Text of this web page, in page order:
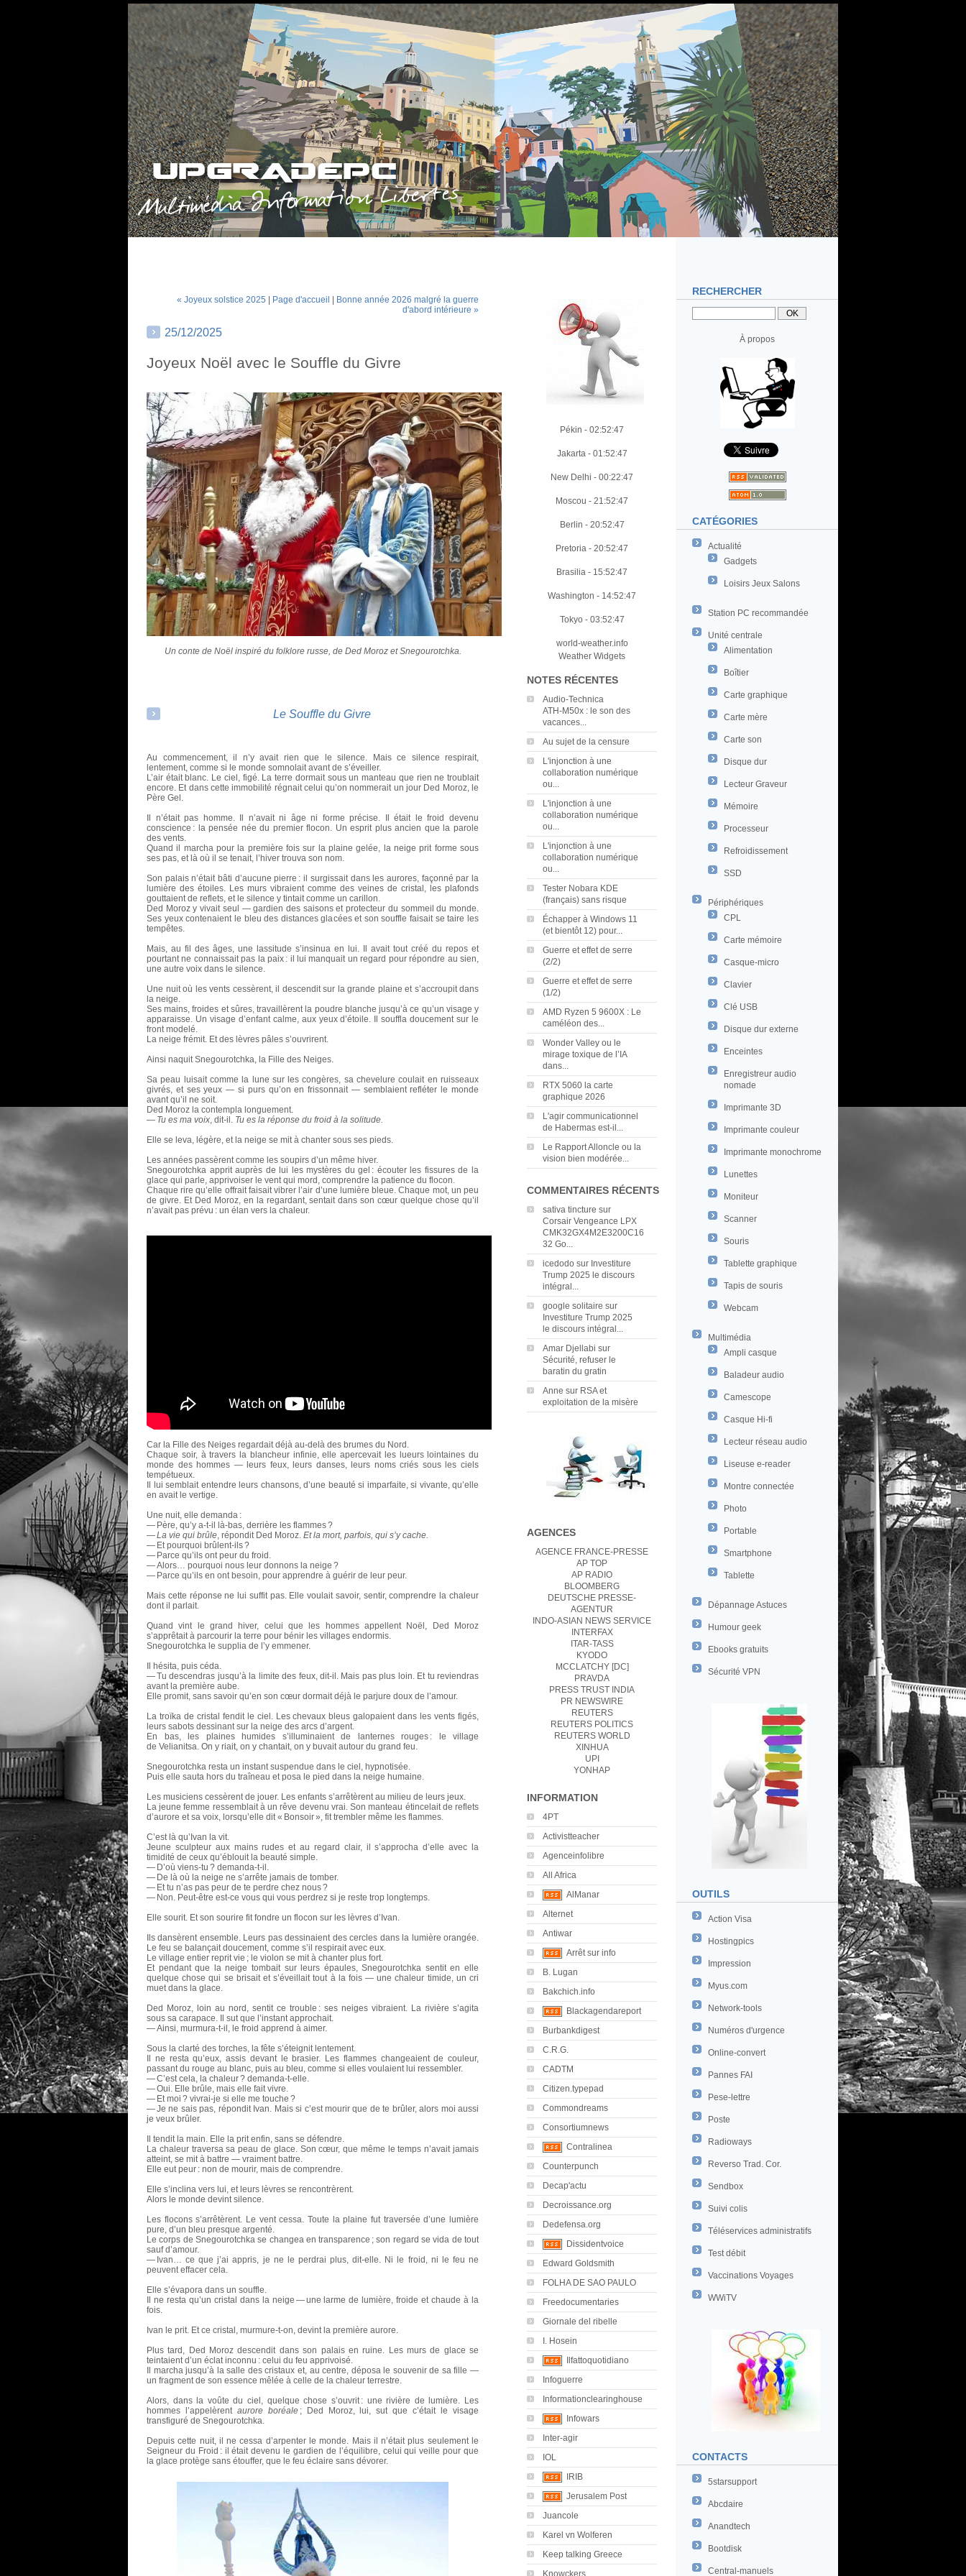
RECHERCHER
À propos
CATÉGORIES
Actualité
Gadgets
Loisirs Jeux Salons
Station PC recommandée
Unité centrale
Alimentation
Boîtier
Carte graphique
Carte mère
Carte son
Disque dur
Lecteur Graveur
Mémoire
Processeur
Refroidissement
SSD
Périphériques
CPL
Carte mémoire
Casque-micro
Clavier
Clé USB
Disque dur externe
Enceintes
Enregistreur audio
nomade
Imprimante 3D
Imprimante couleur
Imprimante monochrome
Lunettes
Moniteur
Scanner
Souris
Tablette graphique
Tapis de souris
Webcam
Multimédia
Ampli casque
Baladeur audio
Camescope
Casque Hi-fi
Lecteur réseau audio
Liseuse e-reader
Montre connectée
Photo
Portable
Smartphone
Tablette
Dépannage Astuces
Humour geek
Ebooks gratuits
Sécurité VPN
OUTILS
Action Visa
Hostingpics
Impression
Myus.com
Network-tools
Numéros d'urgence
Online-convert
Pannes FAI
Pese-lettre
Poste
Radioways
Reverso Trad. Cor.
Sendbox
Suivi colis
Téléservices administratifs
Test débit
Vaccinations Voyages
WWiTV
CONTACTS
5starsupport
Abcdaire
Anandtech
Bootdisk
Central-manuels
Pékin - 02:52:48
Jakarta- 01:52:48
New Delhi - 00:22:48
Moscou - 21:52:48
Berlin - 20:52:48
Pretoria - 20:52:48
Brasilia - 15:52:48
Washington - 14:52:48
Tokyo - 03:52:48
world-weather.info
Weather Widgets
NOTES RÉCENTES
Audio‑Technica
ATH‑M50x : le son des
vacances...
Au sujet de la censure
L'injonction à une
collaboration numérique
ou...
L'injonction à une
collaboration numérique
ou...
L'injonction à une
collaboration numérique
ou...
Tester Nobara KDE
(français) sans risque
Échapper à Windows 11
(et bientôt 12) pour...
Guerre et effet de serre
(2/2)
Guerre et effet de serre
(1/2)
AMD Ryzen 5 9600X : Le
caméléon des...
Wonder Valley ou le
mirage toxique de l’IA
dans...
RTX 5060 la carte
graphique 2026
L'agir communicationnel
de Habermas est-il...
Le Rapport Alloncle ou la
vision bien modérée...
COMMENTAIRES RÉCENTS
sativa tincture sur
Corsair Vengeance LPX
CMK32GX4M2E3200C16
32 Go...
icedodo sur Investiture
Trump 2025 le discours
intégral...
google solitaire sur
Investiture Trump 2025
le discours intégral...
Amar Djellabi sur
Sécurité, refuser le
baratin du gratin
Anne sur RSA et
exploitation de la misère
AGENCES
AGENCE FRANCE-PRESSE
AP TOP
AP RADIO
BLOOMBERG
DEUTSCHE PRESSE-
AGENTUR
INDO-ASIAN NEWS SERVICE
INTERFAX
ITAR-TASS
KYODO
MCCLATCHY [DC]
PRAVDA
PRESS TRUST INDIA
PR NEWSWIRE
REUTERS
REUTERS POLITICS
REUTERS WORLD
XINHUA
UPI
YONHAP
INFORMATION
4PT
Activistteacher
Agenceinfolibre
All Africa
AlManar
Alternet
Antiwar
Arrêt sur info
B. Lugan
Bakchich.info
Blackagendareport
Burbankdigest
C.R.G.
CADTM
Citizen.typepad
Commondreams
Consortiumnews
Contralinea
Counterpunch
Decap'actu
Decroissance.org
Dedefensa.org
Dissidentvoice
Edward Goldsmith
FOLHA DE SAO PAULO
Freedocumentaries
Giornale del ribelle
I. Hosein
Ilfattoquotidiano
Infoguerre
Informationclearinghouse
Infowars
Inter-agir
IOL
IRIB
Jerusalem Post
Juancole
Karel vn Wolferen
Keep talking Greece
Knowckers
« Joyeux solstice 2025 Page d'accueil
Bonne année 2026 malgré la guerre
d'abord intérieure »
25/12/2025
Joyeux Noël avec le Souffle du Givre
Un conte de Noël inspiré du folklore russe, de Ded Moroz et Snegourotchka.
Le Souffle du Givre
Au commencement, il n’y avait rien que le silence. Mais ce silence respirait,
lentement, comme si le monde somnolait avant de s’éveiller.
L’air était blanc. Le ciel, figé. La terre dormait sous un manteau que rien ne troublait
encore. Et dans cette immobilité régnait celui qu’on nommerait un jour Ded Moroz, le
Père Gel.
Il n’était pas homme. Il n’avait ni âge ni forme précise. Il était le froid devenu
conscience : la pensée née du premier flocon. Un esprit plus ancien que la parole
des vents.
Quand il marcha pour la première fois sur la plaine gelée, la neige prit forme sous
ses pas, et là où il se tenait, l’hiver trouva son nom.
Son palais n’était bâti d’aucune pierre : il surgissait dans les aurores, façonné par la
lumière des étoiles. Les murs vibraient comme des veines de cristal, les plafonds
gouttaient de reflets, et le silence y tintait comme un carillon.
Ded Moroz y vivait seul — gardien des saisons et protecteur du sommeil du monde.
Ses yeux contenaient le bleu des distances glacées et son souffle faisait se taire les
tempêtes.
Mais, au fil des âges, une lassitude s’insinua en lui. Il avait tout créé du repos et
pourtant ne connaissait pas la paix : il lui manquait un regard pour répondre au sien,
une autre voix dans le silence.
Une nuit où les vents cessèrent, il descendit sur la grande plaine et s’accroupit dans
la neige.
Ses mains, froides et sûres, travaillèrent la poudre blanche jusqu’à ce qu’un visage y
apparaisse. Un visage d’enfant calme, aux yeux d’étoile. Il souffla doucement sur le
front modelé.
La neige frémit. Et des lèvres pâles s’ouvrirent.
Ainsi naquit Snegourotchka, la Fille des Neiges.
Sa peau luisait comme la lune sur les congères, sa chevelure coulait en ruisseaux
givrés, et ses yeux — si purs qu’on en frissonnait — semblaient refléter le monde
avant qu’il ne soit.
Ded Moroz la contempla longuement.
— Tu es ma voix, dit-il. Tu es la réponse du froid à la solitude.
Elle se leva, légère, et la neige se mit à chanter sous ses pieds.
Les années passèrent comme les soupirs d’un même hiver.
Snegourotchka apprit auprès de lui les mystères du gel : écouter les fissures de la
glace qui parle, apprivoiser le vent qui mord, comprendre la patience du flocon.
Chaque rire qu’elle offrait faisait vibrer l’air d’une lumière bleue. Chaque mot, un peu
de givre. Et Ded Moroz, en la regardant, sentait dans son cœur quelque chose qu’il
n’avait pas prévu : un élan vers la chaleur.
Car la Fille des Neiges regardait déjà au-delà des brumes du Nord.
Chaque soir, à travers la blancheur infinie, elle apercevait les lueurs lointaines du
monde des hommes — leurs feux, leurs danses, leurs noms criés sous les ciels
tempétueux.
Il lui semblait entendre leurs chansons, d’une beauté si imparfaite, si vivante, qu’elle
en avait le vertige.
Une nuit, elle demanda :
— Père, qu’y a-t-il là-bas, derrière les flammes ?
—La vie qui brûle, répondit Ded Moroz. Et la mort, parfois, qui s’y cache.
— Et pourquoi brûlent-ils ?
— Parce qu’ils ont peur du froid.
— Alors… pourquoi nous leur donnons la neige ?
— Parce qu’ils en ont besoin, pour apprendre à guérir de leur peur.
Mais cette réponse ne lui suffit pas. Elle voulait savoir, sentir, comprendre la chaleur
dont il parlait.
Quand vint le grand hiver, celui que les hommes appellent Noël, Ded Moroz
s’apprêtait à parcourir la terre pour bénir les villages endormis.
Snegourotchka le supplia de l’y emmener.
Il hésita, puis céda.
— Tu descendras jusqu’à la limite des feux, dit-il. Mais pas plus loin. Et tu reviendras
avant la première aube.
Elle promit, sans savoir qu’en son cœur dormait déjà le parjure doux de l’amour.
La troïka de cristal fendit le ciel. Les chevaux bleus galopaient dans les vents figés,
leurs sabots dessinant sur la neige des arcs d’argent.
En bas, les plaines humides s’illuminaient de lanternes rouges : le village
de Velianitsa. On y riait, on y chantait, on y buvait autour du grand feu.
Snegourotchka resta un instant suspendue dans le ciel, hypnotisée.
Puis elle sauta hors du traîneau et posa le pied dans la neige humaine.
Les musiciens cessèrent de jouer. Les enfants s’arrêtèrent au milieu de leurs jeux.
La jeune femme ressemblait à un rêve devenu vrai. Son manteau étincelait de reflets
d’aurore et sa voix, lorsqu’elle dit « Bonsoir », fit trembler même les flammes.
C’est là qu’Ivan la vit.
Jeune sculpteur aux mains rudes et au regard clair, il s’approcha d’elle avec la
timidité de ceux qu’éblouit la beauté simple.
— D’où viens-tu ? demanda-t-il.
— De là où la neige ne s’arrête jamais de tomber.
— Et tu n’as pas peur de te perdre chez nous ?
— Non. Peut-être est-ce vous qui vous perdrez si je reste trop longtemps.
Elle sourit. Et son sourire fit fondre un flocon sur les lèvres d’Ivan.
Ils dansèrent ensemble. Leurs pas dessinaient des cercles dans la lumière orangée.
Le feu se balançait doucement, comme s’il respirait avec eux.
Le village entier reprit vie ; le violon se mit à chanter plus fort.
Et pendant que la neige tombait sur leurs épaules, Snegourotchka sentit en elle
quelque chose qui se brisait et s’éveillait tout à la fois — une chaleur timide, un cri
muet dans la glace.
Ded Moroz, loin au nord, sentit ce trouble : ses neiges vibraient. La rivière s’agita
sous sa carapace. Il sut que l’instant approchait.
— Ainsi, murmura-t-il, le froid apprend à aimer.
Sous la clarté des torches, la fête s’éteignit lentement.
Il ne resta qu’eux, assis devant le brasier. Les flammes changeaient de couleur,
passant du rouge au blanc, puis au bleu, comme si elles voulaient lui ressembler.
— C’est cela, la chaleur ? demanda-t-elle.
— Oui. Elle brûle, mais elle fait vivre.
— Et moi ? vivrai-je si elle me touche ?
— Je ne sais pas, répondit Ivan. Mais si c’est mourir que de te brûler, alors moi aussi
je veux brûler.
Il tendit la main. Elle la prit enfin, sans se défendre.
La chaleur traversa sa peau de glace. Son cœur, que même le temps n’avait jamais
atteint, se mit à battre — vraiment battre.
Elle eut peur : non de mourir, mais de comprendre.
Elle s’inclina vers lui, et leurs lèvres se rencontrèrent.
Alors le monde devint silence.
Les flocons s’arrêtèrent. Le vent cessa. Toute la plaine fut traversée d’une lumière
pure, d’un bleu presque argenté.
Le corps de Snegourotchka se changea en transparence ; son regard se vida de tout
sauf d’amour.
— Ivan… ce que j’ai appris, je ne le perdrai plus, dit-elle. Ni le froid, ni le feu ne
peuvent effacer cela.
Elle s’évapora dans un souffle.
Il ne resta qu’un cristal dans la neige — une larme de lumière, froide et chaude à la
fois.
Ivan le prit. Et ce cristal, murmure-t-on, devint la première aurore.
Plus tard, Ded Moroz descendit dans son palais en ruine. Les murs de glace se
teintaient d’un éclat inconnu : celui du feu apprivoisé.
Il marcha jusqu’à la salle des cristaux et, au centre, déposa le souvenir de sa fille —
un fragment de son essence mêlée à celle de la chaleur terrestre.
Alors, dans la voûte du ciel, quelque chose s’ouvrit : une rivière de lumière. Les
hommes l’appelèrent aurore boréale; Ded Moroz, lui, sut que c’était le visage
transfiguré de Snegourotchka.
Depuis cette nuit, il ne cessa d’arpenter le monde. Mais il n’était plus seulement le
Seigneur du Froid : il était devenu le gardien de l’équilibre, celui qui veille pour que
la glace protège sans étouffer, que le feu éclaire sans dévorer.